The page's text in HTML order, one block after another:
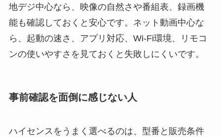
地デジ中心なら、映像の自然さや番組表、録画機
能も確認しておくと安心です。ネット動画中心な
ら、起動の速さ、アプリ対応、Wi-Fi環境、リモコ
ンの使いやすさを見ておくと失敗しにくいです。
事前確認を面倒に感じない人
ハイセンスをうまく選べるのは、型番と販売条件